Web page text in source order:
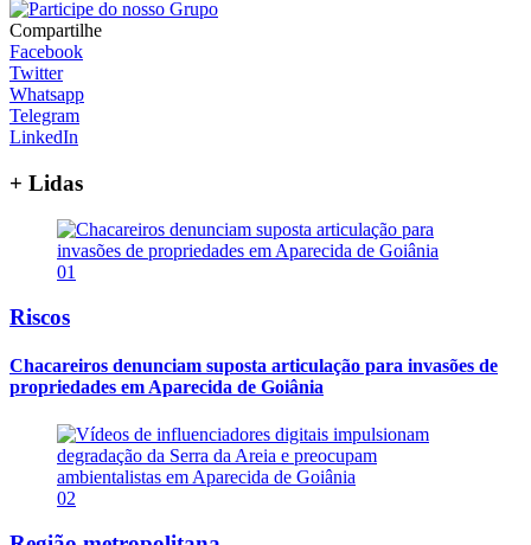
Compartilhe
Facebook
Twitter
Whatsapp
Telegram
LinkedIn
+ Lidas
01
Riscos
Chacareiros denunciam suposta articulação para invasões de
propriedades em Aparecida de Goiânia
02